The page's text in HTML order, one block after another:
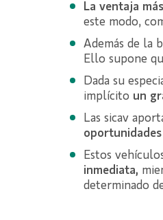
La ventaja
este modo,
Además de la
Ello supone
Dada su
implícito un
Las sicav
Estos
inmediata,
determinado